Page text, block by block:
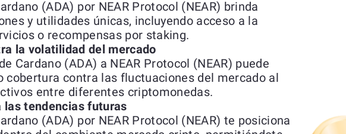
(ADA) por NEAR Protocol (NEAR) brinda
y utilidades únicas, incluyendo acceso a la
o recompensas por staking.
la volatilidad del mercado
Cardano (ADA) a NEAR Protocol (NEAR) puede
cobertura contra las fluctuaciones del mercado al
entre diferentes criptomonedas.
las tendencias futuras
(ADA) por NEAR Protocol (NEAR) te posiciona